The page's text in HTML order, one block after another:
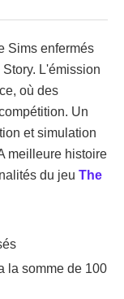
Sims enfermés
L'émission
où des
Un
et simulation
meilleure histoire
du jeu The
la somme de 100